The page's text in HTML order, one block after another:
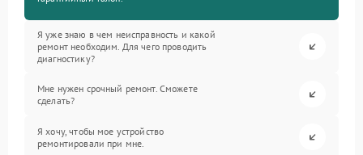
Я уже знаю в чем неисправность и какой
ремонт необходим. Для чего проводить
диагностику?
Мне нужен срочный ремонт. Сможете
сделать?
Я хочу, чтобы мое устройство
ремонтировали при мне.